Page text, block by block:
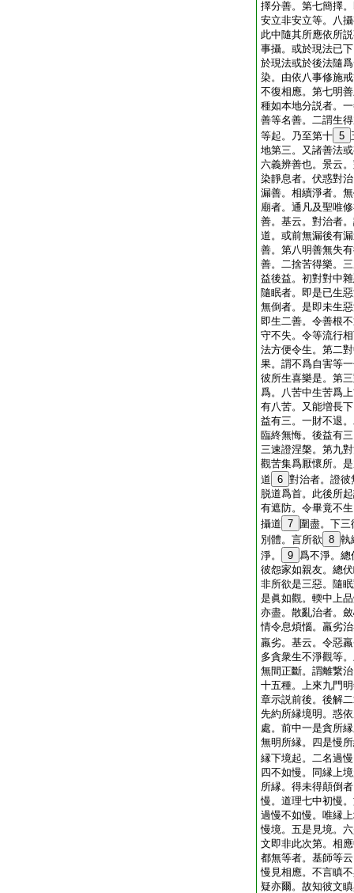
擇分善。第七簡擇
安立非安立等。八
此中隨其所應依所
事攝。或於現法已
於現法或於後法隨
染。由依八事修施
不復相應。第七明
種如本地分説者。
善等名善。二謂生
等起。乃至第十 5
地第三。又諸善法
六義辨善也。景云
染靜息者。伏惑對
漏善。相續淨者。
廟者。通凡及聖唯
善。基云。對治者
道。或前無漏後有
善。第八明善無失
善。二捨苦得樂。
益後益。初對對中
隨眠者。即是已生
無倒者。是即未生
即生二善。令善根
守不失。令等流行
法方便令生。第二
果。謂不爲自害等
彼所生喜樂是。第
爲。八苦中生苦爲
有八苦。又能増長
益有三。一財不退
臨終無悔。後益有
三速證涅槃。第九
觀苦集爲厭懷所。
道 6 對治者。證彼
脱道爲首。此後所
有遮防。令畢竟不
攝道 7 圍盡。下
別體。言所欲 8 執
淨。
9 爲不淨。總
彼怨家如親友。總
非所欲是三惡。隨
是眞如觀。輭中上
亦盡。散亂治者。
情令息煩惱。羸劣
羸劣。基云。令惡
多貪衆生不淨觀等
無間正斷。謂離繋
十五種。上來九門
章示説前後。後解
先約所縁境明。惑
處。前中一是貪所
無明所縁。四是慢
縁下境起。二名過
四不如慢。同縁上
所縁。得未得顛倒
慢。道理七中初慢
過慢不如慢。唯縁
慢境。五是見境。
文即非此次第。相
都無等者。基師等
慢見相應。不言瞋
疑亦爾。故知彼文